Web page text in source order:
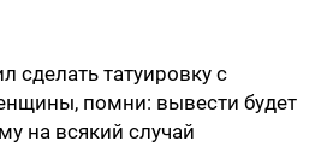
сделать татуировку с
помни: вывести будет
на всякий случай